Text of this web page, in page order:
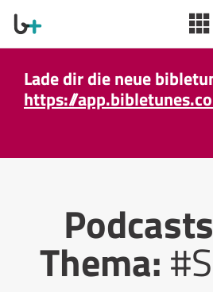
Lade dir die neue
https://
Thema: